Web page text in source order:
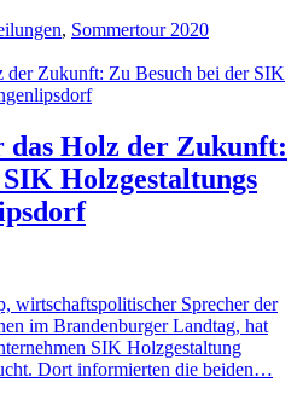
, Sommertour 2020
Holz der Zukunft:
Holzgestaltungs
wirtschaftspolitischer Sprecher der
im Brandenburger Landtag, hat
SIK Holzgestaltung
Dort informierten die beiden…